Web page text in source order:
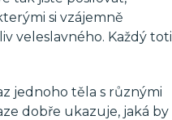
si vzájemně
veleslavného. Každý
jednoho těla s různými
dobře ukazuje, jaká by